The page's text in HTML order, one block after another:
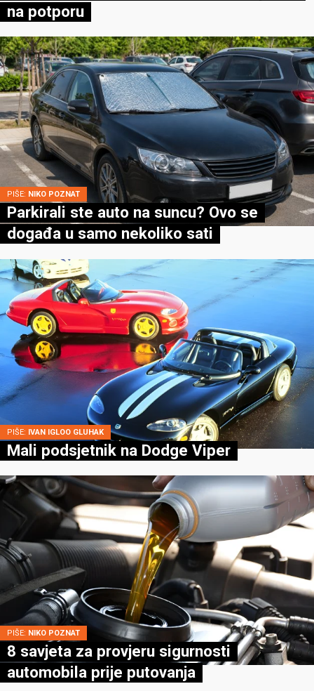
na potporu
PIŠE: NIKO POZNAT
Parkirali ste auto na suncu? Ovo se
događa u samo nekoliko sati
PIŠE: IVAN IGLOO GLUHAK
Mali podsjetnik na Dodge Viper
PIŠE: NIKO POZNAT
8 savjeta za provjeru sigurnosti
automobila prije putovanja